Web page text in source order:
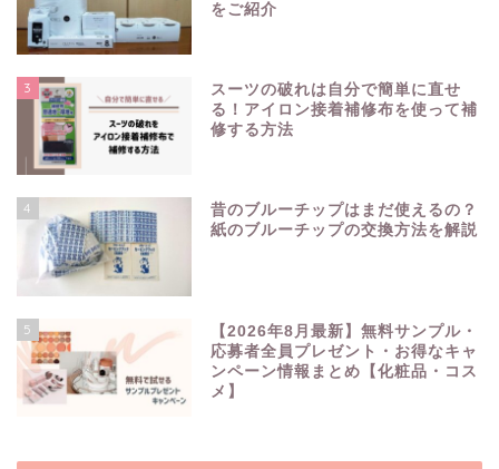
をご紹介
3
スーツの破れは自分で簡単に直せ
る！アイロン接着補修布を使って補
修する方法
4
昔のブルーチップはまだ使えるの？
紙のブルーチップの交換方法を解説
5
【2026年8月最新】無料サンプル・
応募者全員プレゼント・お得なキャ
ンペーン情報まとめ【化粧品・コス
メ】